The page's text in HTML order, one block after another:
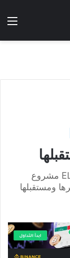
تفاصيل كاملة عن عملة Aelf ورمزها ELF مشروع